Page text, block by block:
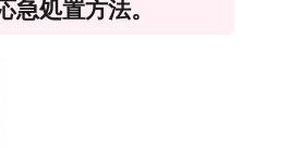
急処置方法。